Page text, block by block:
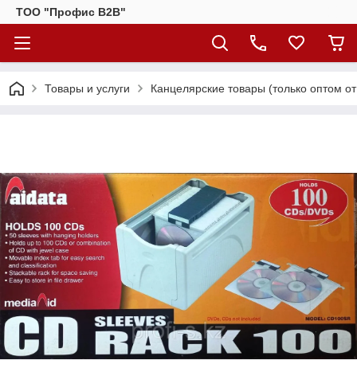
ТОО "Профис В2В"
Товары и услуги Канцелярские товары (только оптом